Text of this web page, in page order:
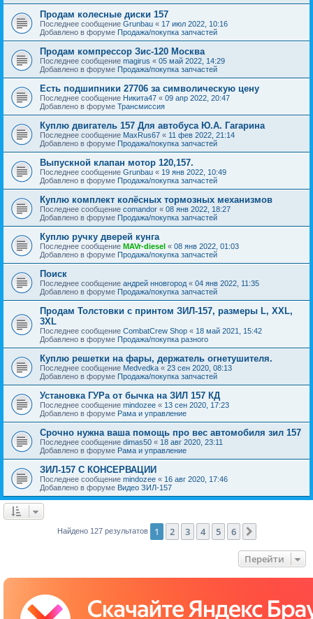
Продам колесные диски 157
Последнее сообщение Grunbau « 17 июл 2022, 10:16
Добавлено в форуме Продажа/покупка запчастей
Продам компрессор Зис-120 Москва
Последнее сообщение magirus « 05 май 2022, 14:29
Добавлено в форуме Продажа/покупка запчастей
Есть подшипники 27706 за символическую цену
Последнее сообщение Никита47 « 09 апр 2022, 20:47
Добавлено в форуме Трансмиссия
Куплю двигатель 157 Для автобуса Ю.А. Гагарина
Последнее сообщение MaxRus67 « 11 фев 2022, 21:14
Добавлено в форуме Продажа/покупка запчастей
Выпускной клапан мотор 120,157.
Последнее сообщение Grunbau « 19 янв 2022, 10:49
Добавлено в форуме Продажа/покупка запчастей
Куплю комплект колёсных тормозных механизмов
Последнее сообщение comandor « 08 янв 2022, 18:27
Добавлено в форуме Продажа/покупка запчастей
Куплю ручку дверей кунга
Последнее сообщение MAVr-diesel « 08 янв 2022, 01:03
Добавлено в форуме Продажа/покупка запчастей
Поиск
Последнее сообщение андрей нновгород « 04 янв 2022, 11:35
Добавлено в форуме Продажа/покупка запчастей
Продам Толстовки с принтом ЗИЛ-157, размеры L, XXL,
3XL
Последнее сообщение CombatCrew Shop « 18 май 2021, 15:42
Добавлено в форуме Продажа/покупка разного
Куплю решетки на фары, держатель огнетушителя.
Последнее сообщение Medvedka « 23 сен 2020, 08:13
Добавлено в форуме Продажа/покупка запчастей
Установка ГУРа от бычка на ЗИЛ 157 КД
Последнее сообщение mindozee « 13 сен 2020, 17:23
Добавлено в форуме Рама и управление
Срочно нужна ваша помощь про вес автомобиля зил 157
Последнее сообщение dimas50 « 18 авг 2020, 23:11
Добавлено в форуме Рама и управление
ЗИЛ-157 С КОНСЕРВАЦИИ
Последнее сообщение mindozee « 16 авг 2020, 17:46
Добавлено в форуме Видео ЗИЛ-157
Найдено 127 результатов 1 2 3 4 5 6
Перейти